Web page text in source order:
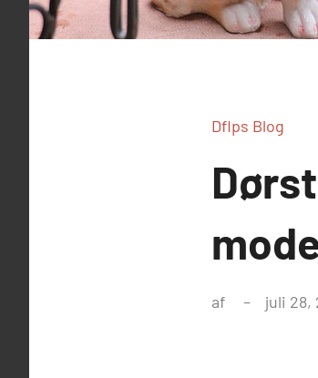
Dflps Blog
af juli 28,